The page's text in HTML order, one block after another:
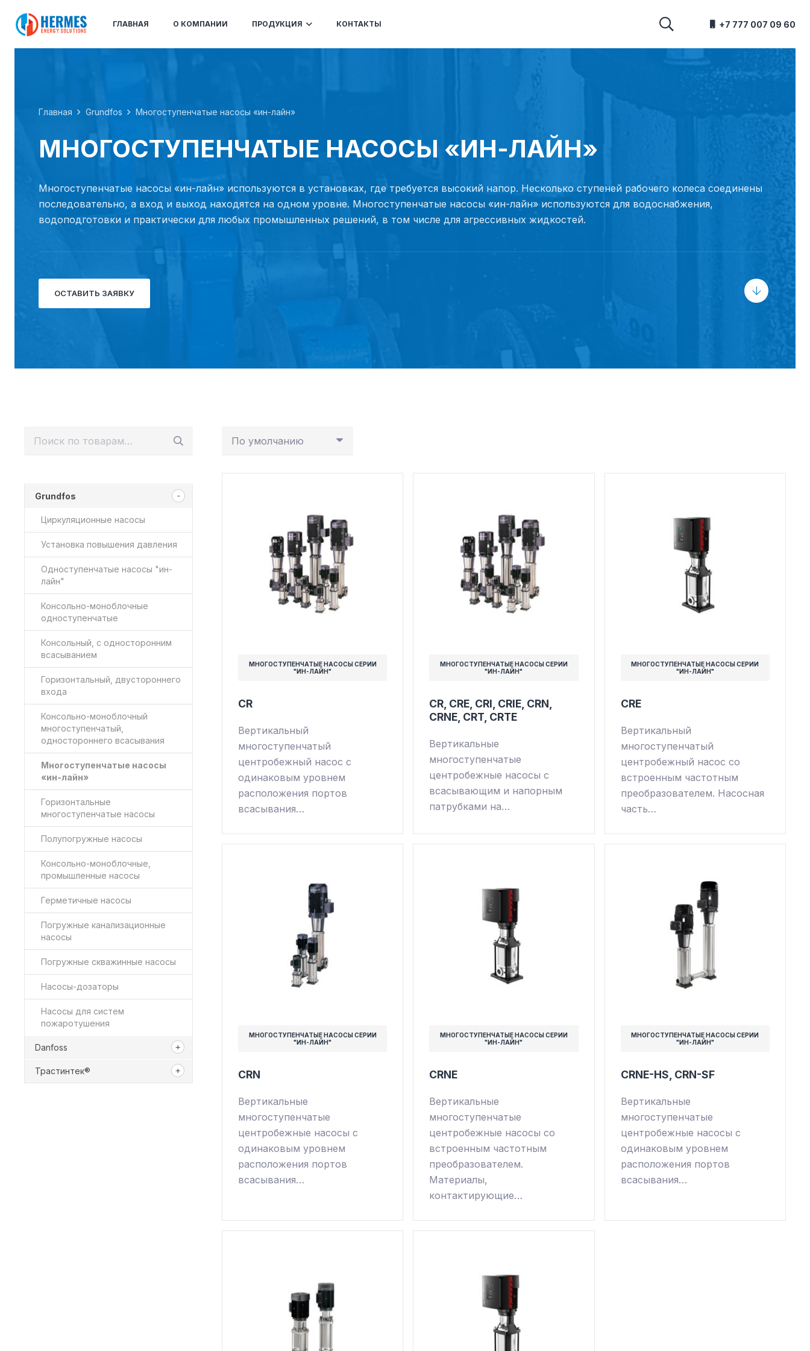
ГЛАВНАЯ О КОМПАНИИ ПРОДУКЦИЯ КОНТАКТЫ +7 777 007 09 60
Главная Grundfos Многоступенчатые насосы «ин-лайн»
МНОГОСТУПЕНЧАТЫЕ НАСОСЫ «ИН-ЛАЙН»
Многоступенчатые насосы «ин-лайн» используются в установках, где требуется высокий напор. Несколько ступеней рабочего колеса соединены
последовательно, а вход и выход находятся на одном уровне. Многоступенчатые насосы «ин-лайн» используются для водоснабжения,
водоподготовки и практически для любых промышленных решений, в том числе для агрессивных жидкостей.
ОСТАВИТЬ ЗАЯВКУ
Grundfos
Циркуляционные насосы
Установка повышения давления
Одноступенчатые насосы "ин-
лайн"
Консольно-моноблочные
одноступенчатые
Консольный, с односторонним
всасыванием
Горизонтальный, двустороннего
входа
Консольно-моноблочный
многоступенчатый,
одностороннего всасывания
Многоступенчатые насосы
«ин-лайн»
Горизонтальные
многоступенчатые насосы
Полупогружные насосы
Консольно-моноблочные,
промышленные насосы
Герметичные насосы
Погружные канализационные
насосы
Погружные скважинные насосы
Насосы-дозаторы
Насосы для систем
пожаротушения
Danfoss
Трастинтек®
МНОГОСТУПЕНЧАТЫЕ НАСОСЫ СЕРИИ
"ИН-ЛАЙН"
CR
Вертикальный
многоступенчатый
центробежный насос с
одинаковым уровнем
расположения портов
всасывания…
МНОГОСТУПЕНЧАТЫЕ НАСОСЫ СЕРИИ
"ИН-ЛАЙН"
CR, CRE, CRI, CRIE, CRN,
CRNE, CRT, CRTE
Вертикальные
многоступенчатые
центробежные насосы с
всасывающим и напорным
патрубками на…
МНОГОСТУПЕНЧАТЫЕ НАСОСЫ СЕРИИ
"ИН-ЛАЙН"
CRE
Вертикальный
многоступенчатый
центробежный насос со
встроенным частотным
преобразователем. Насосная
часть…
МНОГОСТУПЕНЧАТЫЕ НАСОСЫ СЕРИИ
"ИН-ЛАЙН"
CRN
Вертикальные
многоступенчатые
центробежные насосы с
одинаковым уровнем
расположения портов
всасывания…
МНОГОСТУПЕНЧАТЫЕ НАСОСЫ СЕРИИ
"ИН-ЛАЙН"
CRNE
Вертикальные
многоступенчатые
центробежные насосы со
встроенным частотным
преобразователем.
Материалы,
контактирующие…
МНОГОСТУПЕНЧАТЫЕ НАСОСЫ СЕРИИ
"ИН-ЛАЙН"
CRNE-HS, CRN-SF
Вертикальные
многоступенчатые
центробежные насосы с
одинаковым уровнем
расположения портов
всасывания…